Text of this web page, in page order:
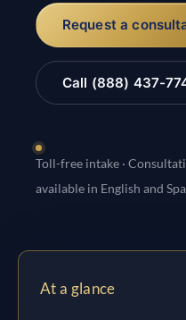
Request a
Call (888) 437-
Toll-free intake ·
available in English and
At a glance